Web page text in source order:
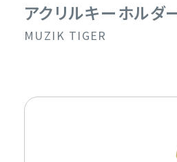
アクリルキーホルダ
MUZIK TIGER